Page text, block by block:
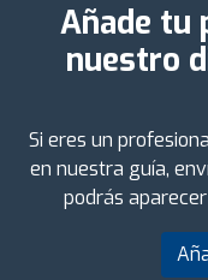
Añade tu
nuestro
Si eres un
en nuestra guía,
podrás